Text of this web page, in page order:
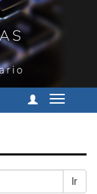
Cambiar
Ir